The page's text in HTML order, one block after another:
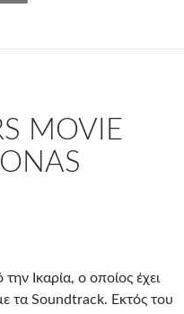
MOVIE
Ικαρία, ο οποίος έχει
τα Soundtrack. Εκτός του